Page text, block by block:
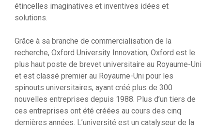
étincelles imaginatives et inventives idées et
solutions.
Grâce à sa branche de commercialisation de la
recherche, Oxford University Innovation, Oxford est le
plus haut poste de brevet universitaire au Royaume-Uni
et est classé premier au Royaume-Uni pour les
spinouts universitaires, ayant créé plus de 300
nouvelles entreprises depuis 1988. Plus d’un tiers de
ces entreprises ont été créées au cours des cinq
dernières années. L’université est un catalyseur de la